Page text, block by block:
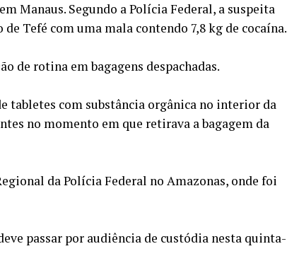
Manaus. Segundo a Polícia Federal, a suspeita
Tefé com uma mala contendo 7,8 kg de cocaína.
de rotina em bagagens despachadas.
tabletes com substância orgânica no interior da
no momento em que retirava a bagagem da
da Polícia Federal no Amazonas, onde foi
passar por audiência de custódia nesta quinta-